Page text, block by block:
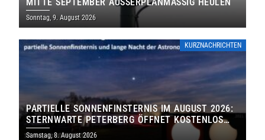
Sonntag, 9. August 2026
KURZNACHRICHTEN
PARTIELLE SONNENFINSTERNIS IM AUGUST 2026:
STERNWARTE PETERBERG ÖFFNET KOSTENLOS
IHRE TORE
Samstag, 8. August 2026